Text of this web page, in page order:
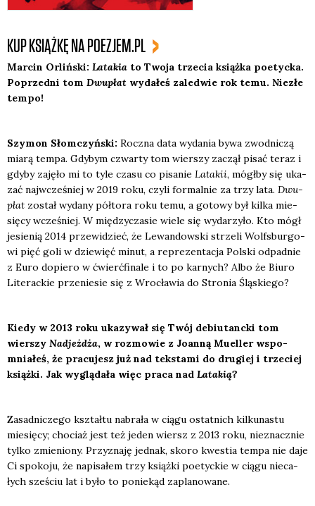
KUP KSIĄŻKĘ NA POEZJEM.PL
Mar­cin Orliń­ski: Lata­kia to Two­ja trze­cia książ­ka poetyc­ka.
Poprzed­ni tom Dwu­płat wyda­łeś zale­d­wie rok temu. Nie­złe
tem­po!
Szy­mon Słom­czyń­ski: Rocz­na data wyda­nia bywa zwod­ni­czą
mia­rą tem­pa. Gdy­bym czwar­ty tom wier­szy zaczął pisać teraz i
gdy­by zaję­ło mi to tyle cza­su co pisa­nie Lata­kii, mógł­by się uka­
zać naj­wcze­śniej w 2019 roku, czy­li for­mal­nie za trzy lata. Dwu­
płat został wyda­ny pół­to­ra roku temu, a goto­wy był kil­ka mie­
się­cy wcze­śniej. W mię­dzy­cza­sie wie­le się wyda­rzy­ło. Kto mógł
jesie­nią 2014 prze­wi­dzieć, że Lewan­dow­ski strze­li Wol­fs­bur­go­
wi pięć goli w dzie­więć minut, a repre­zen­ta­cja Pol­ski odpad­nie
z Euro dopie­ro w ćwierć­fi­na­le i to po kar­nych? Albo że Biu­ro
Lite­rac­kie prze­nie­sie się z Wro­cła­wia do Stro­nia Ślą­skie­go?
Kie­dy w 2013 roku uka­zy­wał się Twój debiu­tanc­ki tom
wier­szy Nad­jeż­dża, w roz­mo­wie z Joan­ną Muel­ler wspo­
mnia­łeś, że pra­cu­jesz już nad tek­sta­mi do dru­giej i trze­ciej
książ­ki. Jak wyglą­da­ła więc pra­ca nad Lata­kią?
Zasad­ni­cze­go kształ­tu nabra­ła w cią­gu ostat­nich kil­ku­na­stu
mie­się­cy; cho­ciaż jest też jeden wiersz z 2013 roku, nie­znacz­nie
tyl­ko zmie­nio­ny. Przy­zna­ję jed­nak, sko­ro kwe­stia tem­pa nie daje
Ci spo­ko­ju, że napi­sa­łem trzy książ­ki poetyc­kie w cią­gu nie­ca­
łych sze­ściu lat i było to ponie­kąd zapla­no­wa­ne.